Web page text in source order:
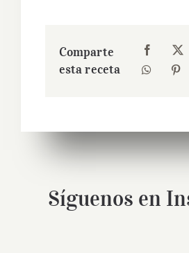
Comparte
esta receta
Síguenos en